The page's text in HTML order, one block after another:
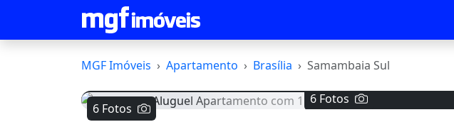
MGF Imóveis Apartamento Brasília Samambaia Sul
6 Fotos
6 Fotos